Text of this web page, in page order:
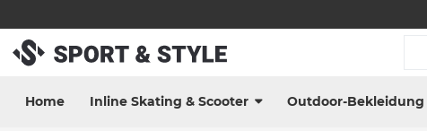
Home Inline Skating & Scooter Outdoor-Bekleidung